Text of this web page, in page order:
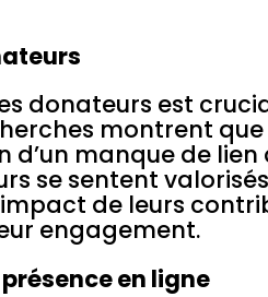
donateurs est
montrent
d’un manque de
se sentent
de leurs
engagement.
en ligne